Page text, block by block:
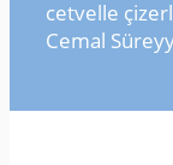
cetvelle
Cemal